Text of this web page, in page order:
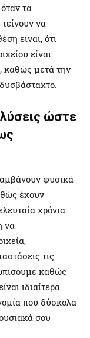
τα
να
είναι, ότι
είναι
καθώς μετά την
ώστε
φυσικά
έχουν
χρόνια.
να
τις
καθώς
ιδιαίτερα
που δύσκολα
σου